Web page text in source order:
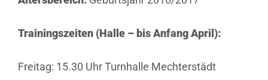
Trainingszeiten (Halle – bis Anfang April):
Freitag: 15.30 Uhr Turnhalle Mechterstädt